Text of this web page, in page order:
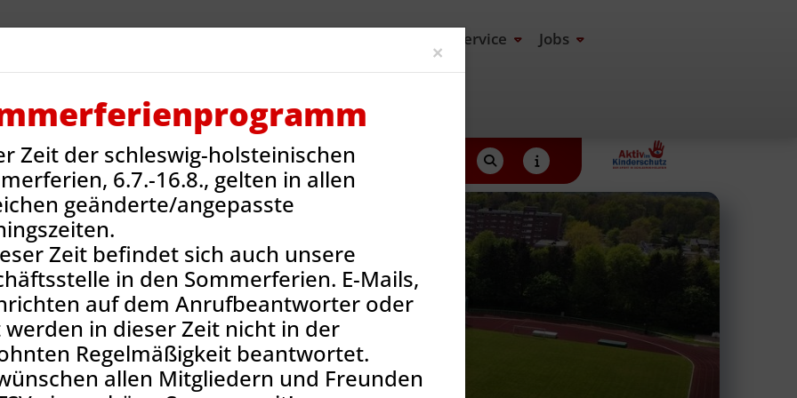
Service Jobs
Onlineshop
Sachsenwaldschule
×
Zeit der schleswig-holsteinischen
6.7.-16.8., gelten in allen
geänderte/angepasste
Zeit befindet sich auch unsere
in den Sommerferien. E-Mails,
auf dem Anrufbeantworter oder
werden in dieser Zeit nicht in der
Regelmäßigkeit beantwortet.
allen Mitgliedern und Freunden